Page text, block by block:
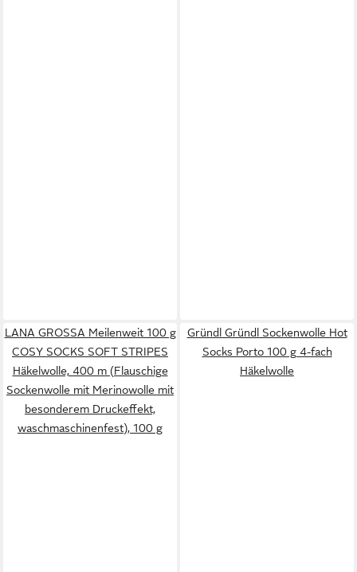
LANA GROSSA Meilenweit 100 g
COSY SOCKS SOFT STRIPES
Häkelwolle, 400 m (Flauschige
Sockenwolle mit Merinowolle mit
besonderem Druckeffekt,
waschmaschinenfest), 100 g
Gründl Gründl Sockenwolle Hot
Socks Porto 100 g 4-fach
Häkelwolle